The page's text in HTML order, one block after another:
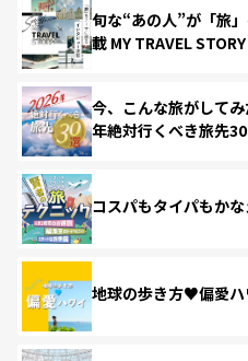
旬な“あの人”が「旅
載 MY TRAVEL STORY
今、こんな旅がして
年絶対行くべき旅先30
コスパもタイパもか
地球の歩き方♥偏愛ハ